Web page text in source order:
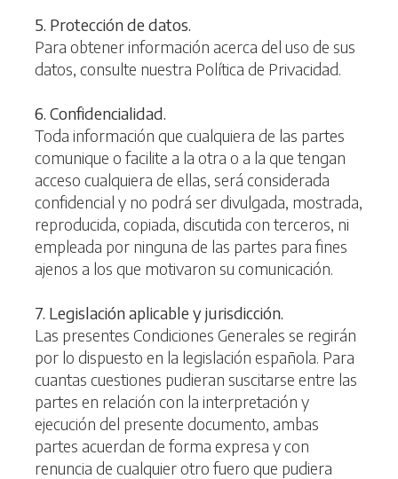
5. Protección de datos.
Para obtener información acerca del uso de sus
datos, consulte nuestra Política de Privacidad.
6. Confidencialidad.
Toda información que cualquiera de las partes
comunique o facilite a la otra o a la que tengan
acceso cualquiera de ellas, será considerada
confidencial y no podrá ser divulgada, mostrada,
reproducida, copiada, discutida con terceros, ni
empleada por ninguna de las partes para fines
ajenos a los que motivaron su comunicación.
7. Legislación aplicable y jurisdicción.
Las presentes Condiciones Generales se regirán
por lo dispuesto en la legislación española. Para
cuantas cuestiones pudieran suscitarse entre las
partes en relación con la interpretación y
ejecución del presente documento, ambas
partes acuerdan de forma expresa y con
renuncia de cualquier otro fuero que pudiera